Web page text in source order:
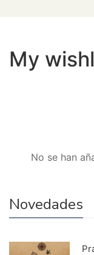
My
No se han
Novedades